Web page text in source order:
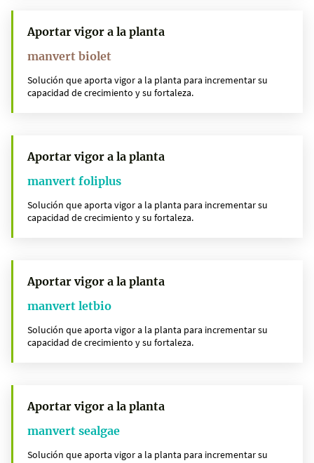
Aportar vigor a la planta
manvert biolet
Solución que aporta vigor a la planta para incrementar su
capacidad de crecimiento y su fortaleza.
Aportar vigor a la planta
manvert foliplus
Solución que aporta vigor a la planta para incrementar su
capacidad de crecimiento y su fortaleza.
Aportar vigor a la planta
manvert letbio
Solución que aporta vigor a la planta para incrementar su
capacidad de crecimiento y su fortaleza.
Aportar vigor a la planta
manvert sealgae
Solución que aporta vigor a la planta para incrementar su